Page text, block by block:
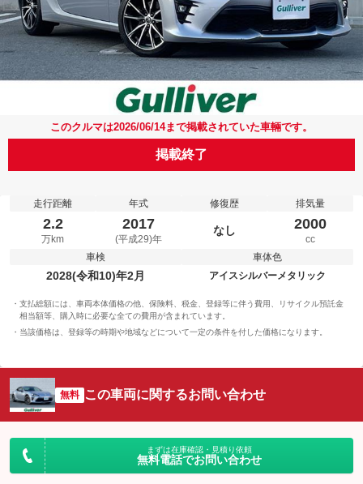
このクルマは2026/06/14まで掲載されていた車輛です。
掲載終了
走行距離
2.2
万km
年式
2017
(平成29)年
修復歴
なし
排気量
2000
cc
車検
2028(令和10)年2月
車体色
アイスシルバーメタリック
支払総額には、車両本体価格の他、保険料、税金、登録等に伴う費用、リサイクル預託金
相当額等、購入時に必要な全ての費用が含まれています。
当該価格は、登録等の時期や地域などについて一定の条件を付した価格になります。
無料 この車両に関するお問い合わせ
まずは在庫確認・見積り依頼
無料電話でお問い合わせ